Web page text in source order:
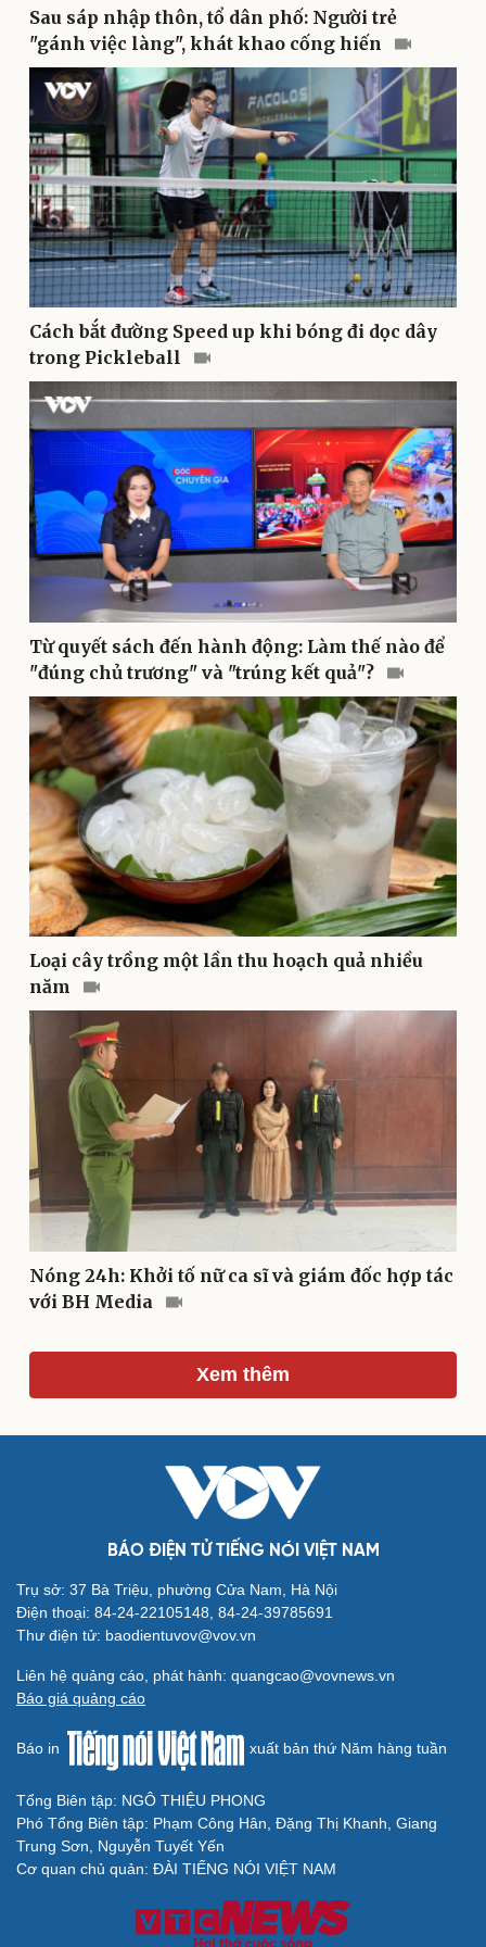
Doanh nghiệp
Thông tin doanh nghiệp
Doanh nghiệp 24h
Doanh nhân
Vì cộng đồng
Công nghệ
Sành điệu
Tin Công nghệ
Trải nghiệm
Chuyển đổi số
Sức khỏe
Dinh dưỡng - món ngon
Cây thuốc
Sản phụ khoa
Nhi khoa
Nam khoa
Làm đẹp - giảm cân
Phòng mạch online
Ăn sạch sống khỏe
Đời sống
Nhà đẹp
Blog
Tình yêu - Gia đình
Văn hóa
Sân khấu - Điện ảnh
Văn học
Âm nhạc
Di sản
Nghệ sĩ
Tư vấn
Câu chuyện thời sự
Cửa sổ tình yêu
Kể chuyện cho bé
Cải chính
Sau sáp nhập thôn, tổ dân phố: Người trẻ
"gánh việc làng", khát khao cống hiến
Cách bắt đường Speed up khi bóng đi dọc dây
trong Pickleball
Từ quyết sách đến hành động: Làm thế nào để
"đúng chủ trương" và "trúng kết quả"?
Loại cây trồng một lần thu hoạch quả nhiều
năm
Nóng 24h: Khởi tố nữ ca sĩ và giám đốc hợp tác
với BH Media
Xem thêm
BÁO ĐIỆN TỬ TIẾNG NÓI VIỆT NAM
Trụ sở: 37 Bà Triệu, phường Cửa Nam, Hà Nội
Điện thoại: 84-24-22105148, 84-24-39785691
Thư điện tử: baodientuvov@vov.vn
Liên hệ quảng cáo, phát hành: quangcao@vovnews.vn
Báo giá quảng cáo
Báo in xuất bản thứ Năm hàng tuần
Tổng Biên tập: NGÔ THIỆU PHONG
Phó Tổng Biên tập: Phạm Công Hân, Đặng Thị Khanh, Giang
Trung Sơn, Nguyễn Tuyết Yến
Cơ quan chủ quản: ĐÀI TIẾNG NÓI VIỆT NAM